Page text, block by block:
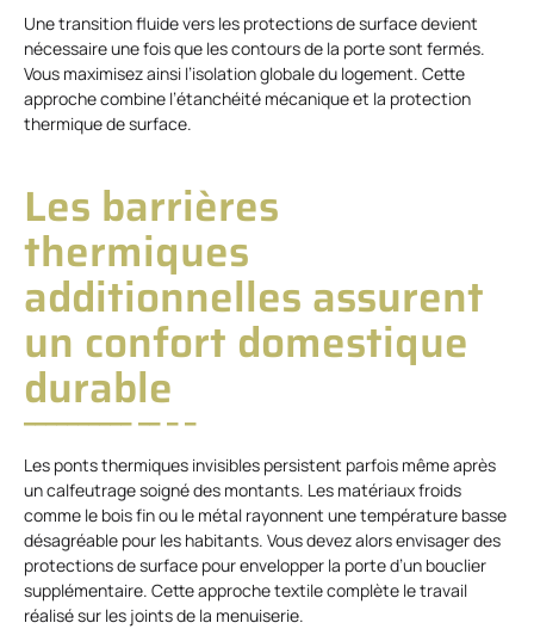
Une transition fluide vers les protections de surface devient
nécessaire une fois que les contours de la porte sont fermés.
Vous maximisez ainsi l’isolation globale du logement. Cette
approche combine l’étanchéité mécanique et la protection
thermique de surface.
Les barrières
thermiques
additionnelles assurent
un confort domestique
durable
Les ponts thermiques invisibles persistent parfois même après
un calfeutrage soigné des montants. Les matériaux froids
comme le bois fin ou le métal rayonnent une température basse
désagréable pour les habitants. Vous devez alors envisager des
protections de surface pour envelopper la porte d’un bouclier
supplémentaire. Cette approche textile complète le travail
réalisé sur les joints de la menuiserie.